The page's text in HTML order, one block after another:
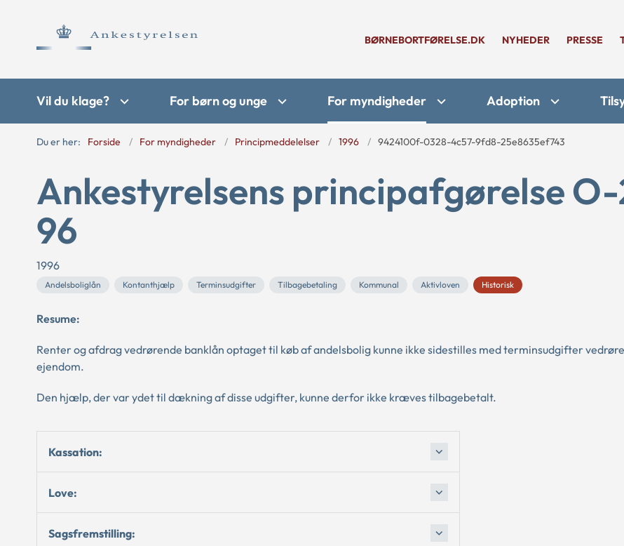
BØRNEBORTFØRELSE.DK NYHEDER PRESSE
Vil du klage? For børn og unge For myndigheder Adoption
Du er her: Forside For myndigheder Principmeddelelser 1996 9424100f-0328-4c57-9fd8-25e8635ef743
Ankestyrelsens principafgørelse O-
96
1996
Andelsboliglån Kontanthjælp Terminsudgifter Tilbagebetaling Kommunal Aktivloven Historisk
Resume:
Renter og afdrag vedrørende banklån optaget til køb af andelsbolig kunne ikke sidestilles med terminsudgifter
ejendom.
Den hjælp, der var ydet til dækning af disse udgifter, kunne derfor ikke kræves tilbagebetalt.
Kassation:
Love:
Sagsfremstilling: